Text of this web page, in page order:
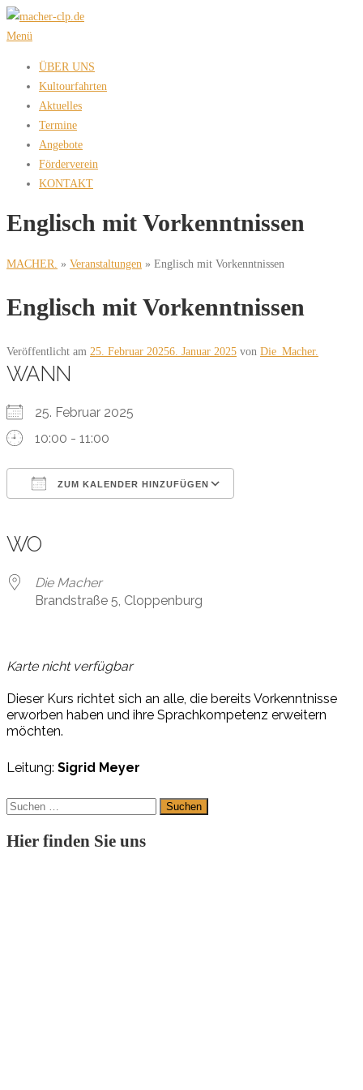
Zum
Inhalt
Menü
ÜBER UNS
Kultourfahrten
Aktuelles
Termine
Angebote
Förderverein
KONTAKT
Englisch mit Vorkenntnissen
MACHER. » Veranstaltungen » Englisch mit Vorkenntnissen
Englisch mit Vorkenntnissen
Veröffentlicht am 25. Februar 20256. Januar 2025 von Die_Macher.
WANN
25. Februar 2025
10:00 - 11:00
ZUM KALENDER HINZUFÜGEN
WO
Die Macher
Brandstraße 5, Cloppenburg
Karte nicht verfügbar
Dieser Kurs richtet sich an alle, die bereits Vorkenntnisse
erworben haben und ihre Sprachkompetenz erweitern
möchten.
Leitung: Sigrid Meyer
Suchen
Hier finden Sie uns